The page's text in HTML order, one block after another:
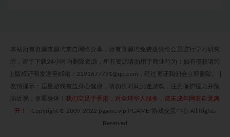
本站所有资源来源均来自网络分享，所有资源均免费提供给会员进行学习研究
用，请于下载24小时内删除资源，所有资源请勿用于商业行为！如有侵权请附
上版权证明发送至邮箱：2191677791@qq.com，经过查证我们会立即删除。
友情提示：适量游戏有益身心健康，请勿长时间沉迷游戏，注意保护视力并预
防近视，保重身体！ 我们立足于香港，对全球华人服务，请未成年网友自觉离
开！
Copyright © 2009-2022 pgame.vip PGAME-游戏交流中心 All Rights
Reserved